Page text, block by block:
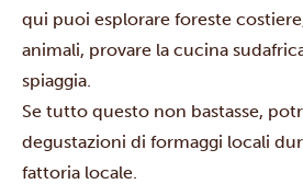
qui puoi esplorare foreste
animali, provare la cucina
spiaggia.
Se tutto questo non bastasse,
degustazioni di formaggi locali
fattoria locale.